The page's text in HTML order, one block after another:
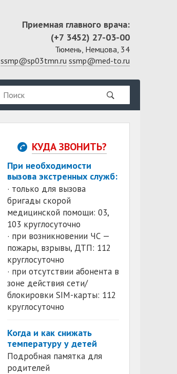
Приемная главного врача:
(+7 3452) 27-03-00
Тюмень, Немцова, 34
ssmp@sp03tmn.ru ssmp@med-to.ru
КУДА ЗВОНИТЬ?
При необходимости
вызова экстренных служб:
· только для вызова
бригады скорой
медицинской помощи: 03,
103 круглосуточно
· при возникновении ЧС —
пожары, взрывы, ДТП: 112
круглосуточно
· при отсутствии абонента в
зоне действия сети/
блокировки SIM-карты: 112
круглосуточно
Когда и как снижать
температуру у детей
Подробная памятка для
родителей